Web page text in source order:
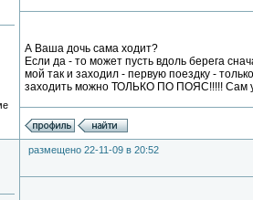
А Ваша дочь сама ходит?
Если да - то может пусть вдоль берега
мой так и заходил - первую поездку -
заходить можно ТОЛЬКО ПО ПОЯС!!!!! Сам
размещено 22-11-09 в 20:52